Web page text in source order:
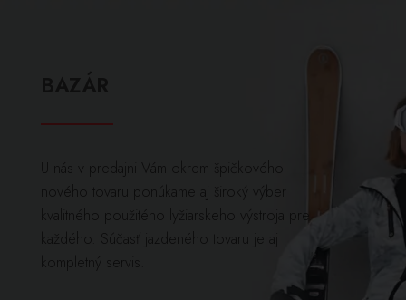
U nás v predajni Vám okrem špičkového
nového tovaru ponúkame aj široký výber
kvalitného použitého lyžiarskeho výstroja pre
každého. Súčasť jazdeného tovaru je aj
kompletný servis.